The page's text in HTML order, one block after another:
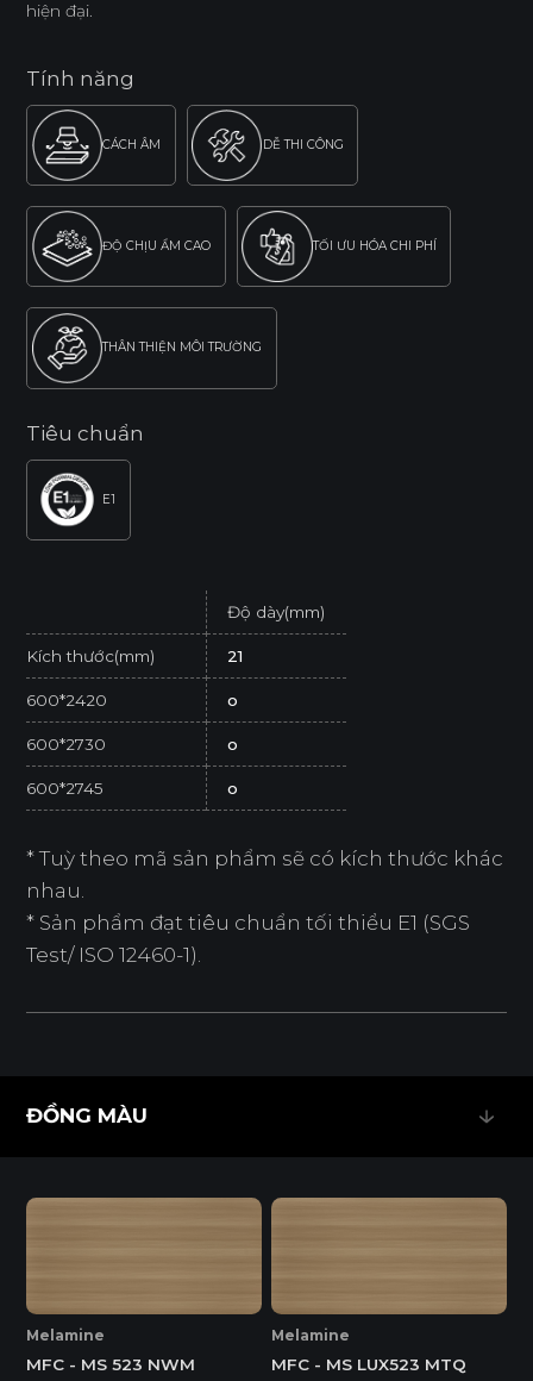
hiện đại.
Tính năng
CÁCH ÂM DỄ THI CÔNG
ĐỘ CHỊU ẨM CAO TỐI ƯU HÓA CHI PHÍ
THÂN THIỆN MÔI TRƯỜNG
Tiêu chuẩn
E1
Độ dày(mm)
Kích thước(mm) 21
600*2420 o
600*2730 o
600*2745 o
* Tuỳ theo mã sản phẩm sẽ có kích thước khác
nhau.
* Sản phẩm đạt tiêu chuẩn tối thiểu E1 (SGS
Test/ ISO 12460-1).
ĐỒNG MÀU
Melamine
MFC - MS 523 NWM
Melamine
MFC - MS LUX523 MTQ